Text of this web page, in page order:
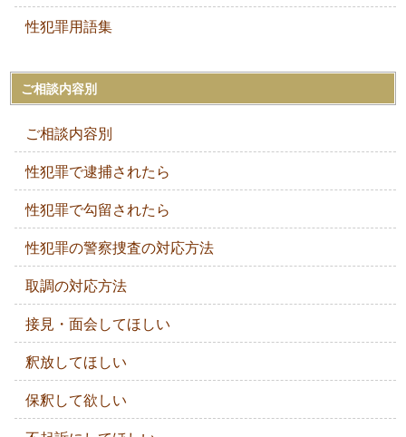
性犯罪用語集
ご相談内容別
ご相談内容別
性犯罪で逮捕されたら
性犯罪で勾留されたら
性犯罪の警察捜査の対応方法
取調の対応方法
接見・面会してほしい
釈放してほしい
保釈して欲しい